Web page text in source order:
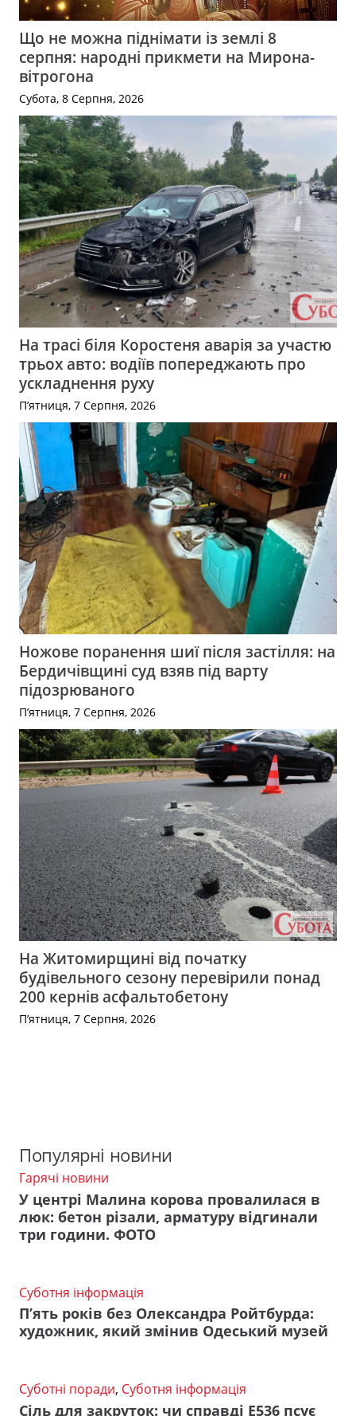
Що не можна піднімати із землі 8
серпня: народні прикмети на Мирона-
вітрогона
Субота, 8 Серпня, 2026
На трасі біля Коростеня аварія за участю
трьох авто: водіїв попереджають про
ускладнення руху
П’ятниця, 7 Серпня, 2026
Ножове поранення шиї після застілля: на
Бердичівщині суд взяв під варту
підозрюваного
П’ятниця, 7 Серпня, 2026
На Житомирщині від початку
будівельного сезону перевірили понад
200 кернів асфальтобетону
П’ятниця, 7 Серпня, 2026
Популярні новини
Гарячі новини
У центрі Малина корова провалилася в
люк: бетон різали, арматуру відгинали
три години. ФОТО
Суботня інформація
П’ять років без Олександра Ройтбурда:
художник, який змінив Одеський музей
Суботні поради, Суботня інформація
Сіль для закруток: чи справді Е536 псує